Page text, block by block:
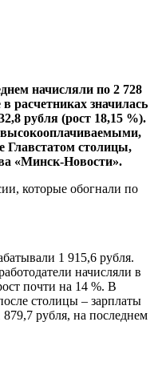
начисляли по 2 728
расчетниках значилась
рубля (рост 18,15 %).
Главстатом столицы,
«Минск-Новости».
1 915,6 рубля.
начисляли в
почти на 14 %. В
столицы – зарплаты
рубля, на последнем